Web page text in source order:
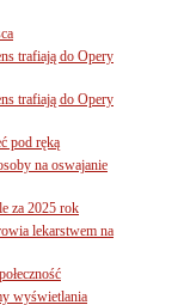
trafiają do Opery
trafiają do Opery
pod ręką
na oswajanie
za 2025 rok
lekarstwem na
wyświetlania